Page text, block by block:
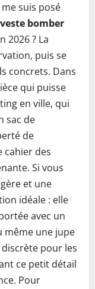
suis posé
veste bomber
2026 ? La
puis se
concrets. Dans
qui puisse
en ville, qui
sac de
de
cahier des
Si vous
et une
idéale : elle
avec un
même une jupe
pour les
ce petit détail
Pour